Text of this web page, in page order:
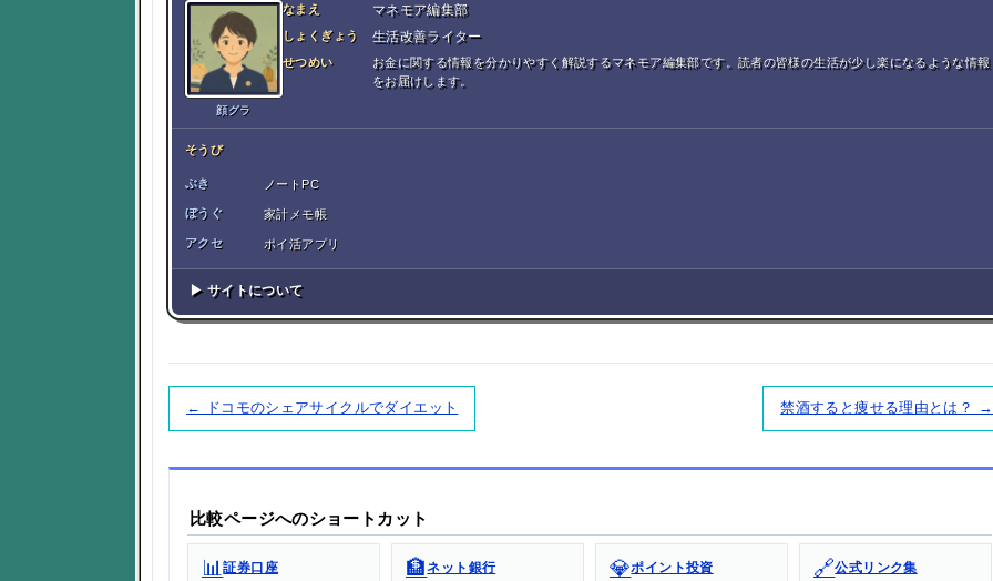
顔グラ
なまえ マネモア編集部
しょくぎょう 生活改善ライター
せつめい
お金に関する情報を分かりやすく解説するマネモア編集部です。読者の皆様の生活が少し楽になるような情報
をお届けします。
そうび
ぶき ノートPC
ぼうぐ 家計メモ帳
アクセ ポイ活アプリ
▶ サイトについて
← ドコモのシェアサイクルでダイエット 禁酒すると痩せる理由とは？ →
比較ページへのショートカット
📊証券口座 🏦ネット銀行 💎ポイント投資 🔗公式リンク集